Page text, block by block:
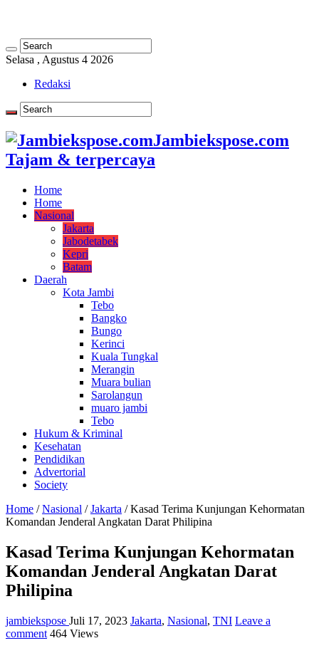
Selasa , Agustus 4 2026
Redaksi
Jambiekspose.com
Tajam & terpercaya
Home
Home
Nasional
Jakarta
Jabodetabek
Kepri
Batam
Daerah
Kota Jambi
Tebo
Bangko
Bungo
Kerinci
Kuala Tungkal
Merangin
Muara bulian
Sarolangun
muaro jambi
Tebo
Hukum & Kriminal
Kesehatan
Pendidikan
Advertorial
Society
Home / Nasional / Jakarta / Kasad Terima Kunjungan Kehormatan
Komandan Jenderal Angkatan Darat Philipina
Kasad Terima Kunjungan Kehormatan
Komandan Jenderal Angkatan Darat
Philipina
jambiekspose Juli 17, 2023 Jakarta, Nasional, TNI Leave a
comment 464 Views